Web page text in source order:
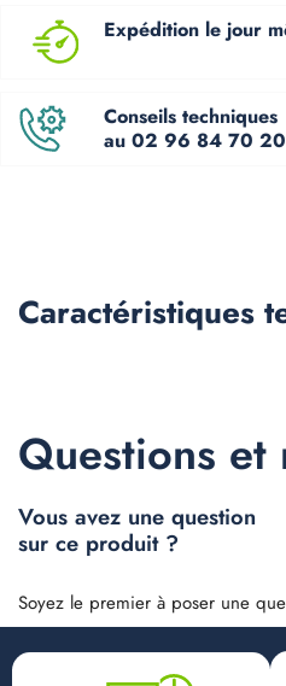
Expédition le jour
Conseils techniques
au 02 96 84 70 20
Caractéristiques
Questions et
Vous avez une question
sur ce produit ?
Soyez le premier à poser une